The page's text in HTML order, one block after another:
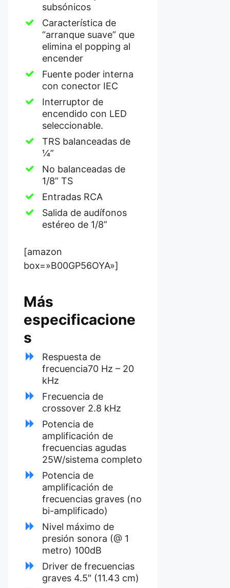
subsónicos
Característica de
“arranque suave” que
elimina el popping al
encender
Fuente poder interna
con conector IEC
Interruptor de
encendido con LED
seleccionable.
TRS balanceadas de
¼”
No balanceadas de
1/8” TS
Entradas RCA
Salida de audífonos
estéreo de 1/8”
[amazon
box=»B00GP56OYA»]
Más
especificacione
s
Respuesta de
frecuencia70 Hz – 20
kHz
Frecuencia de
crossover 2.8 kHz
Potencia de
amplificación de
frecuencias agudas
25W/sistema completo
Potencia de
amplificación de
frecuencias graves (no
bi-amplificado)
Nivel máximo de
presión sonora (@ 1
metro) 100dB
Driver de frecuencias
graves 4.5″ (11.43 cm)